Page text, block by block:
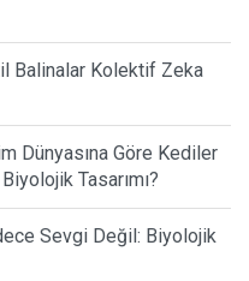
Balinalar Kolektif Zeka
Dünyasına Göre Kediler
Tasarımı?
Sevgi Değil: Biyolojik